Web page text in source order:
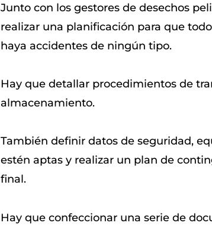
Junto con los gestores de desechos
realizar una planificación para que
haya accidentes de ningún tipo.
Hay que detallar procedimientos de
almacenamiento.
También definir datos de seguridad,
estén aptas y realizar un plan de
final.
Hay que confeccionar una serie de